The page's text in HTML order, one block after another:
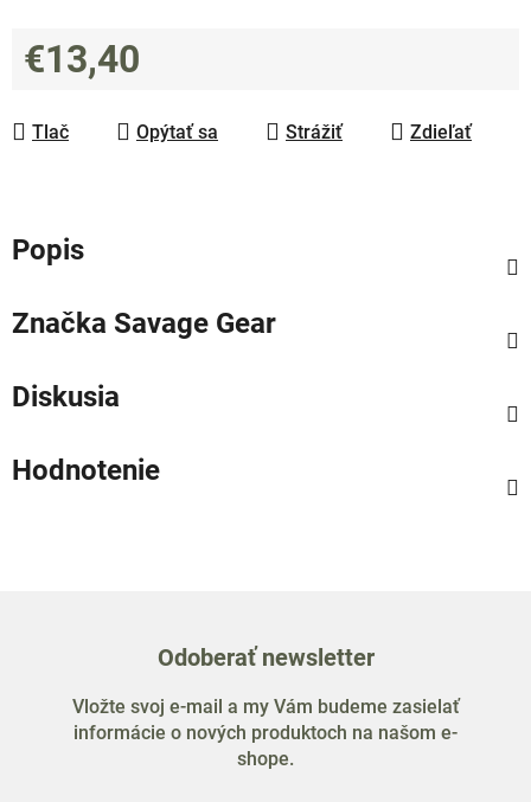
€13,40
Tlač
Opýtať sa Strážiť Zdieľať
Popis
Značka Savage Gear
Diskusia
Hodnotenie
Odoberať newsletter
Vložte svoj e-mail a my Vám budeme zasielať
informácie o nových produktoch na našom e-
shope.